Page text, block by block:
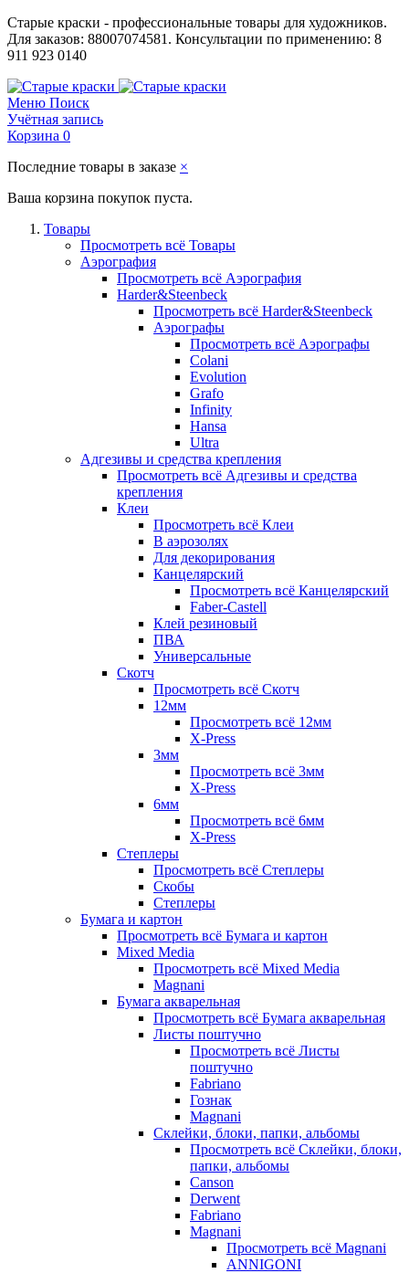
Старые краски - профессиональные товары для художников.
Для заказов: 88007074581. Консультации по применению: 8
911 923 0140
Меню Поиск
Учётная запись
Корзина 0
Последние товары в заказе ×
Ваша корзина покупок пуста.
Товары
Просмотреть всё Товары
Аэрография
Просмотреть всё Аэрография
Harder&Steenbeck
Просмотреть всё Harder&Steenbeck
Аэрографы
Просмотреть всё Аэрографы
Colani
Evolution
Grafo
Infinity
Hansa
Ultra
Адгезивы и средства крепления
Просмотреть всё Адгезивы и средства
крепления
Клеи
Просмотреть всё Клеи
В аэрозолях
Для декорирования
Канцелярский
Просмотреть всё Канцелярский
Faber-Castell
Клей резиновый
ПВА
Универсальные
Скотч
Просмотреть всё Скотч
12мм
Просмотреть всё 12мм
X-Press
3мм
Просмотреть всё 3мм
X-Press
6мм
Просмотреть всё 6мм
X-Press
Степлеры
Просмотреть всё Степлеры
Скобы
Степлеры
Бумага и картон
Просмотреть всё Бумага и картон
Mixed Media
Просмотреть всё Mixed Media
Magnani
Бумага акварельная
Просмотреть всё Бумага акварельная
Листы поштучно
Просмотреть всё Листы
поштучно
Fabriano
Гознак
Magnani
Склейки, блоки, папки, альбомы
Просмотреть всё Склейки, блоки,
папки, альбомы
Canson
Derwent
Fabriano
Magnani
Просмотреть всё Magnani
ANNIGONI